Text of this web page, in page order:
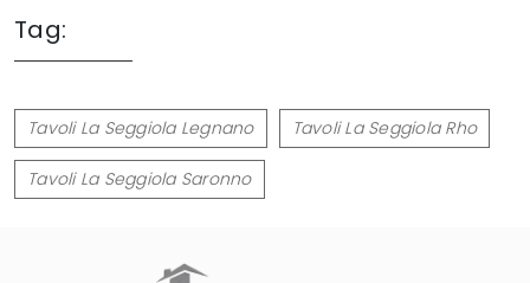
Tag:
Tavoli La Seggiola Legnano Tavoli La Seggiola Rho
Tavoli La Seggiola Saronno